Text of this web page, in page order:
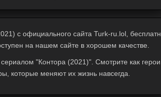
с официального сайта Turk-ru.lol,
на нашем сайте в хорошем качестве.
"Контора (2021)". Смотрите как герои
которые меняют их жизнь навсегда.